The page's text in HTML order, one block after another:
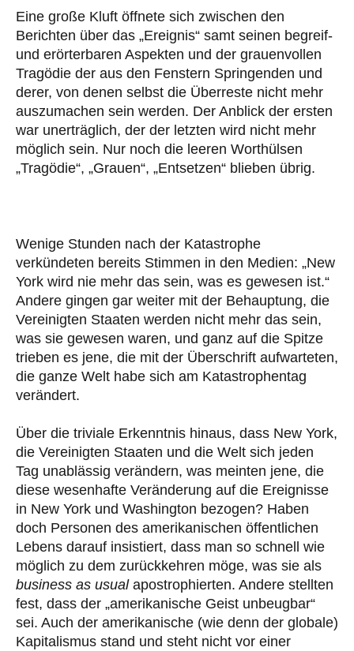
Eine große Kluft öffnete sich zwischen den
Berichten über das „Ereignis“ samt seinen begreif-
und erörterbaren Aspekten und der grauenvollen
Tragödie der aus den Fenstern Springenden und
derer, von denen selbst die Überreste nicht mehr
auszumachen sein werden. Der Anblick der ersten
war unerträglich, der der letzten wird nicht mehr
möglich sein. Nur noch die leeren Worthülsen
„Tragödie“, „Grauen“, „Entsetzen“ blieben übrig.
Wenige Stunden nach der Katastrophe
verkündeten bereits Stimmen in den Medien: „New
York wird nie mehr das sein, was es gewesen ist.“
Andere gingen gar weiter mit der Behauptung, die
Vereinigten Staaten werden nicht mehr das sein,
was sie gewesen waren, und ganz auf die Spitze
trieben es jene, die mit der Überschrift aufwarteten,
die ganze Welt habe sich am Katastrophentag
verändert.
Über die triviale Erkenntnis hinaus, dass New York,
die Vereinigten Staaten und die Welt sich jeden
Tag unablässig verändern, was meinten jene, die
diese wesenhafte Veränderung auf die Ereignisse
in New York und Washington bezogen? Haben
doch Personen des amerikanischen öffentlichen
Lebens darauf insistiert, dass man so schnell wie
möglich zu dem zurückkehren möge, was sie als
business as usual apostrophierten. Andere stellten
fest, dass der „amerikanische Geist unbeugbar“
sei. Auch der amerikanische (wie denn der globale)
Kapitalismus stand und steht nicht vor einer